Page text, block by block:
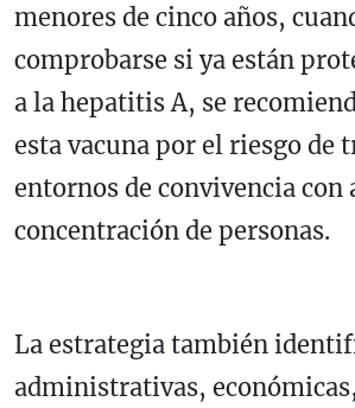
menores de cinco años,
comprobarse si ya están
a la hepatitis A, se
esta vacuna por el riesgo de
entornos de convivencia con
concentración de personas.
La estrategia también
administrativas,